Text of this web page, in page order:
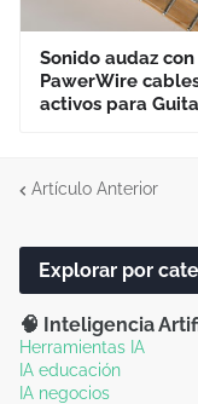
Sonido audaz con
PawerWire
activos para
Artículo Anterior
Explorar por
🧠 Inteligencia
Herramientas IA
IA educación
IA negocios